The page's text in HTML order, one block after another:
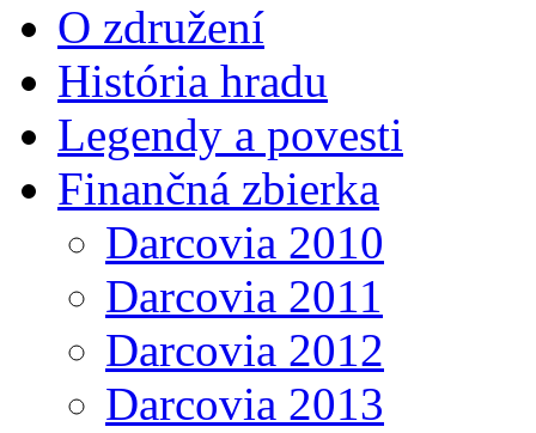
O združení
História hradu
Legendy a povesti
Finančná zbierka
Darcovia 2010
Darcovia 2011
Darcovia 2012
Darcovia 2013